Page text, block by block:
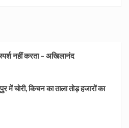
नहीं करता – अखिलानंद
में चोरी, किचन का ताला तोड़ हजारों का